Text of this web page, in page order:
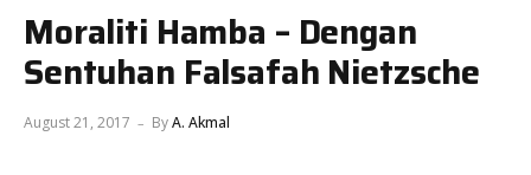
Moraliti Hamba – Dengan
Sentuhan Falsafah Nietzsche
August 21, 2017 ByA. Akmal